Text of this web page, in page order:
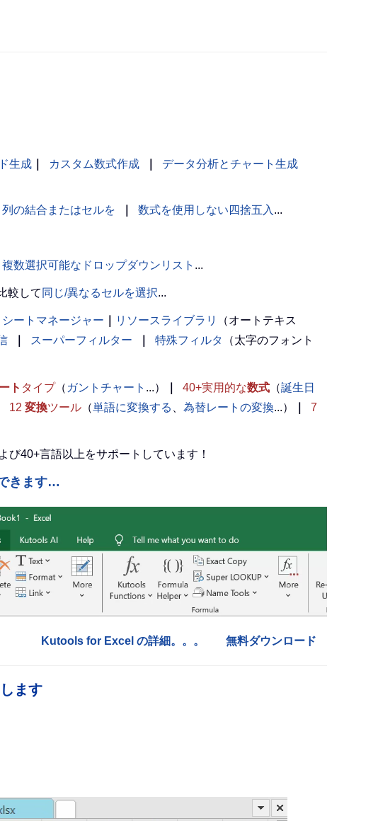
生成 カスタム数式作成
データ分析とチャート生成
の結合またはセルを 数式を使用しない四捨五入 ...
複数選択可能なドロップダウンリスト ...
較して 同じ/異なるセルを選択...
ートマネージャー リソースライブラリ
（オートテキス
スーパーフィルター 特殊フィルタ
（太字のフォント
ト タイプ（ ガントチャート ...） 40+実用的な数式 （誕生日
12 変換ツール （単語に変換する 為替レートの変換...）
7
40+言語以上をサポートしています！
きます…
Kutools for Excel の詳細。。。 無料ダウンロード
ます